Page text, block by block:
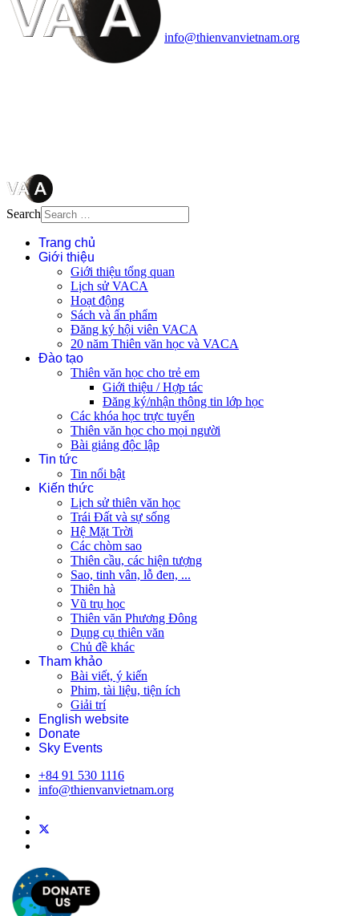
info@thienvanvietnam.org
Trang chủ
Giới thiệu
Giới thiệu tổng quan
Lịch sử VACA
Hoạt động
Sách và ấn phẩm
Đăng ký hội viên VACA
20 năm Thiên văn học và VACA
Đào tạo
Thiên văn học cho trẻ em
Giới thiệu / Hợp tác
Đăng ký/nhận thông tin lớp học
Các khóa học trực tuyến
Thiên văn học cho mọi người
Bài giảng độc lập
Tin tức
Tin nổi bật
Kiến thức
Lịch sử thiên văn học
Trái Đất và sự sống
Hệ Mặt Trời
Các chòm sao
Thiên cầu, các hiện tượng
Sao, tinh vân, lỗ đen, ...
Thiên hà
Vũ trụ học
Thiên văn Phương Đông
Dụng cụ thiên văn
Chủ đề khác
Tham khảo
Bài viết, ý kiến
Phim, tài liệu, tiện ích
Giải trí
English website
Donate
Sky Events
+84 91 530 1116
info@thienvanvietnam.org